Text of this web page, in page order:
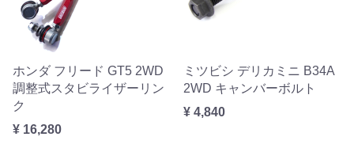
ホンダ フリード GT5 2WD
調整式スタビライザーリン
ク
¥ 16,280
ミツビシ デリカミニ B34A
2WD キャンバーボルト
¥ 4,840